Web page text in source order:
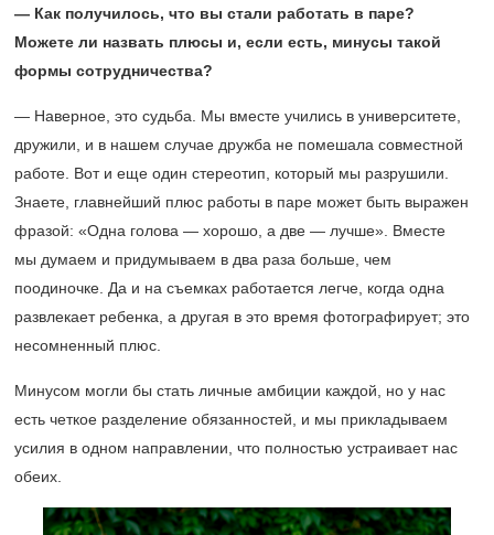
— Как получилось, что вы стали работать в паре?
Можете ли назвать плюсы и, если есть, минусы такой
формы сотрудничества?
— Наверное, это судьба. Мы вместе учились в университете,
дружили, и в нашем случае дружба не помешала совместной
работе. Вот и еще один стереотип, который мы разрушили.
Знаете, главнейший плюс работы в паре может быть выражен
фразой: «Одна голова — хорошо, а две — лучше». Вместе
мы думаем и придумываем в два раза больше, чем
поодиночке. Да и на съемках работается легче, когда одна
развлекает ребенка, а другая в это время фотографирует; это
несомненный плюс.
Минусом могли бы стать личные амбиции каждой, но у нас
есть четкое разделение обязанностей, и мы прикладываем
усилия в одном направлении, что полностью устраивает нас
обеих.